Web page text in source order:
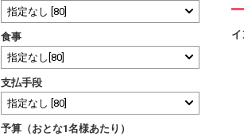
食事
支払手段
予算（おとな1名様あたり）